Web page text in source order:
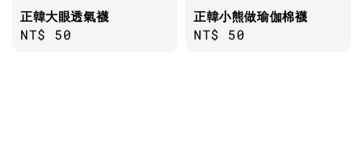
正韓大眼透氣襪
Regular
NT$ 50
正韓小熊做瑜伽棉襪
Regular
NT$ 50